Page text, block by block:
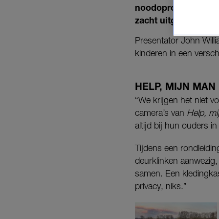
noodoproep van
zacht uitgedrukt.
Presentator John
kinderen in een
HELP, MIJN MAN
“We krijgen het niet
camera’s van Help,
altijd bij hun ouders
Tijdens een
deurklinken
samen. Een
privacy, niks.”